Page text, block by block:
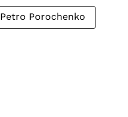
Petro Porochenko